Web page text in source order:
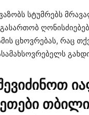
სტუმრებს
ცხოვრებას, რაც